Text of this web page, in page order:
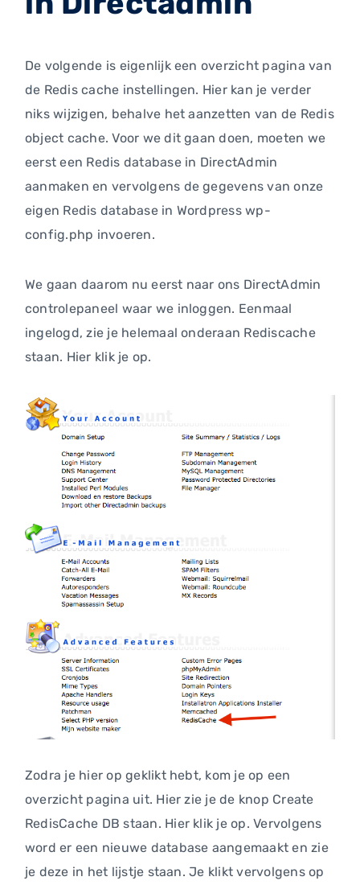
De volgende is eigenlijk een overzicht pagina van
de Redis cache instellingen. Hier kan je verder
niks wijzigen, behalve het aanzetten van de Redis
object cache. Voor we dit gaan doen, moeten we
eerst een Redis database in DirectAdmin
aanmaken en vervolgens de gegevens van onze
eigen Redis database in Wordpress wp-
config.php invoeren.
We gaan daarom nu eerst naar ons DirectAdmin
controlepaneel waar we inloggen. Eenmaal
ingelogd, zie je helemaal onderaan Rediscache
staan. Hier klik je op.
Zodra je hier op geklikt hebt, kom je op een
overzicht pagina uit. Hier zie je de knop Create
RedisCache DB staan. Hier klik je op. Vervolgens
word er een nieuwe database aangemaakt en zie
je deze in het lijstje staan. Je klikt vervolgens op